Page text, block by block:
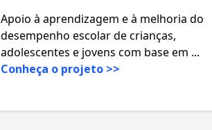
Apoio à aprendizagem e à melhoria do
desempenho escolar de crianças,
adolescentes e jovens com base em ...
Conheça o projeto >>